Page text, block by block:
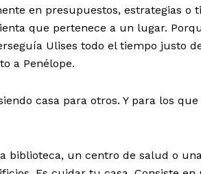
en presupuestos, estrategias o
que pertenece a un lugar.
Ulises todo el tiempo justo
a Penélope.
casa para otros. Y para los
biblioteca, un centro de salud o